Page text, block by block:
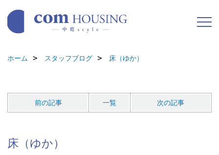
ホーム スタッフブログ 床（ゆか）
前の記事 一覧 次の記事
床（ゆか）